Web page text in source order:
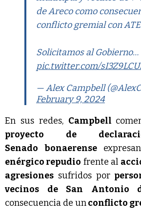
de Areco como
conflicto gremial con
Solicitamos al Gobierno…
pic.twitter.com/
— Alex Campbell
February 9, 2024
En sus redes, Campbell
proyecto de
Senado bonaerense
enérgico repudio frente al
agresiones sufridos por
vecinos de San Antonio
consecuencia de unconflicto